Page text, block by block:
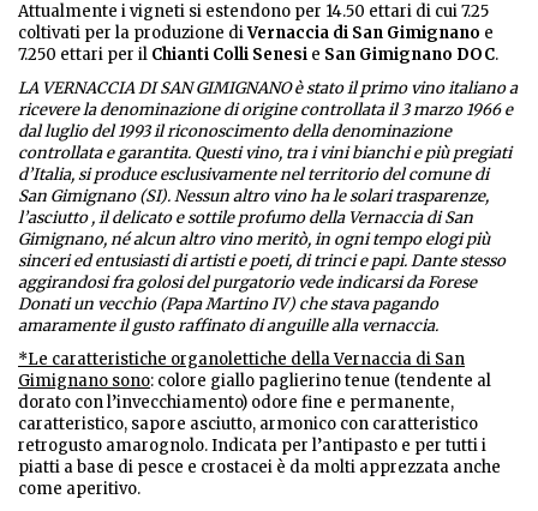
Attualmente i vigneti si estendono per 14.50 ettari di cui 7.25
coltivati per la produzione diVernaccia di San Gimignano e
7.250 ettari per il Chianti Colli Senesi e San Gimignano DOC.
LA VERNACCIA DI SAN GIMIGNANO è stato il primo vino italiano a
ricevere la denominazione di origine controllata il 3 marzo 1966 e
dal luglio del 1993 il riconoscimento della denominazione
controllata e garantita. Questi vino, tra i vini bianchi e più pregiati
d’Italia, si produce esclusivamente nel territorio del comune di
San Gimignano (SI). Nessun altro vino ha le solari trasparenze,
l’asciutto , il delicato e sottile profumo della Vernaccia di San
Gimignano, né alcun altro vino meritò, in ogni tempo elogi più
sinceri ed entusiasti di artisti e poeti, di trinci e papi. Dante stesso
aggirandosi fra golosi del purgatorio vede indicarsi da Forese
Donati un vecchio (Papa Martino IV) che stava pagando
amaramente il gusto raffinato di anguille alla vernaccia.
*Le caratteristiche organolettiche della Vernaccia di San
Gimignano sono: colore giallo paglierino tenue (tendente al
dorato con l’invecchiamento) odore fine e permanente,
caratteristico, sapore asciutto, armonico con caratteristico
retrogusto amarognolo. Indicata per l’antipasto e per tutti i
piatti a base di pesce e crostacei è da molti apprezzata anche
come aperitivo.